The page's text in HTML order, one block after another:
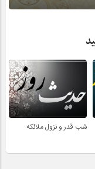
شب قدر و نزول ملائکه